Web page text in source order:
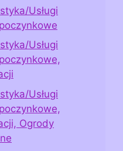
Usługi
Usługi
Usługi
Ogrody